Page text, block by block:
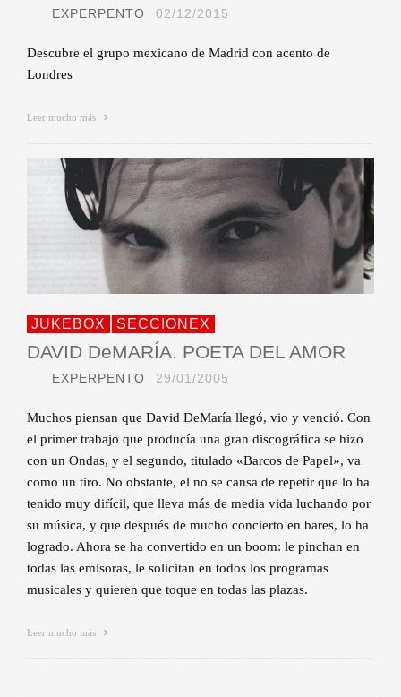
EXPERPENTO 02/12/2015
Descubre el grupo mexicano de Madrid con acento de
Londres
Leer mucho más
JUKEBOX SECCIONEX
DAVID DeMARÍA. POETA DEL AMOR
EXPERPENTO 29/01/2005
Muchos piensan que David DeMaría llegó, vio y venció. Con
el primer trabajo que producía una gran discográfica se hizo
con un Ondas, y el segundo, titulado «Barcos de Papel», va
como un tiro. No obstante, el no se cansa de repetir que lo ha
tenido muy difícil, que lleva más de media vida luchando por
su música, y que después de mucho concierto en bares, lo ha
logrado. Ahora se ha convertido en un boom: le pinchan en
todas las emisoras, le solicitan en todos los programas
musicales y quieren que toque en todas las plazas.
Leer mucho más